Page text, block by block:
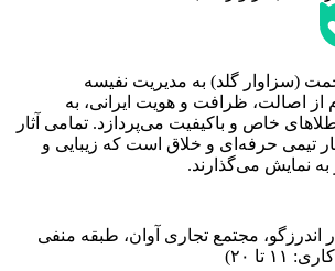
(سزاوار گلد) به مدیریت نفیسه
از اصالت، ظرافت و هویت ایرانی، به
خاص و باکیفیت می‌پردازد. تمامی آثار
تیمی حرفه‌ای و خلاق است که زیبایی و
به نمایش می‌گذارند.
اندرزگو، مجتمع تجاری آوان، طبقه منفی